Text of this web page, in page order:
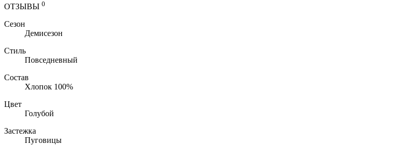
ОТЗЫВЫ 0
Сезон
Демисезон
Стиль
Повседневный
Состав
Хлопок 100%
Цвет
Голубой
Застежка
Пуговицы